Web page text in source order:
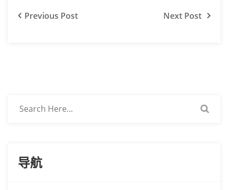
Previous Post Next Post
导航